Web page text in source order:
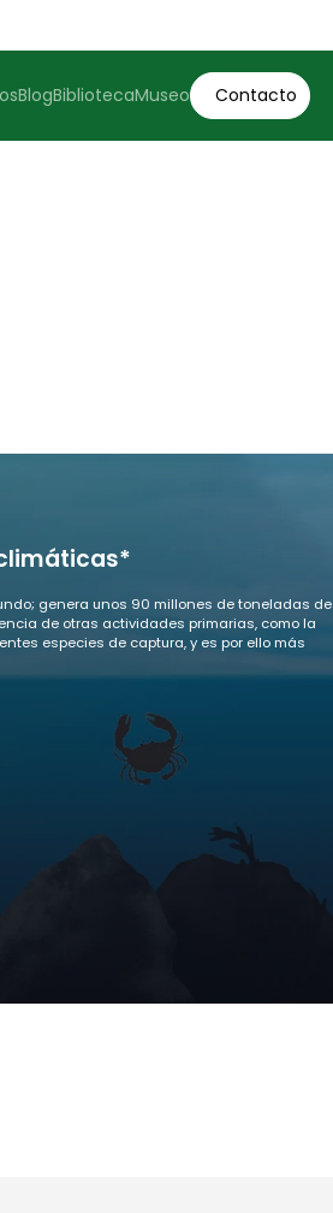
BlogBibliotecaMuseo Contacto
genera unos 90 millones de toneladas de
de otras actividades primarias, como la
especies de captura, y es por ello más